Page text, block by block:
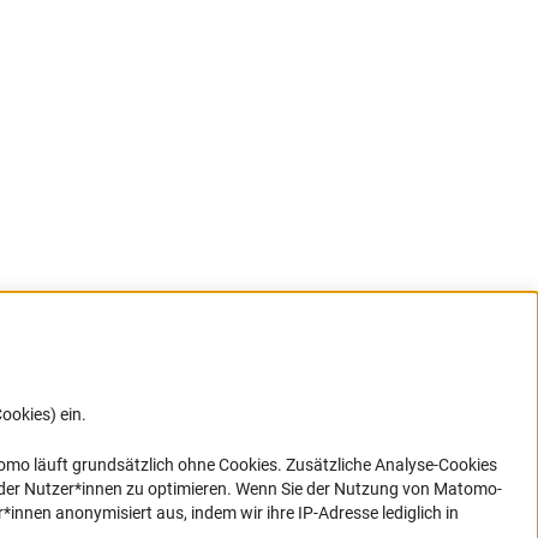
ein.
Link)
läuft grundsätzlich ohne Cookies. Zusätzliche Analyse-Cookies
Nutzer*innen zu optimieren. Wenn Sie der Nutzung von Matomo-
anonymisiert aus, indem wir ihre IP-Adresse lediglich in